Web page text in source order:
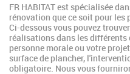
FR HABITAT est spécialisée
rénovation que ce soit pour les
Ci-dessous vous pouvez
réalisations dans les
personne morale ou votre
surface de plancher,
obligatoire. Nous vous